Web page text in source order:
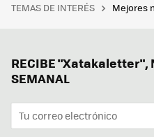
TEMAS DE INTERÉS Mejores
RECIBE "Xatakaletter",
SEMANAL